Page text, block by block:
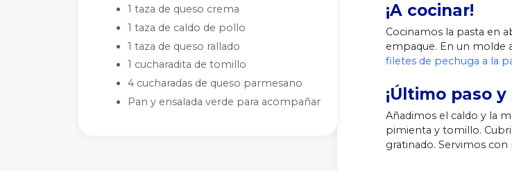
1 taza de queso crema
1 taza de caldo de pollo
1 taza de queso rallado
1 cucharadita de tomillo
4 cucharadas de queso parmesano
Pan y ensalada verde para acompañar
¡A cocinar!
Cocinamos la pasta en
empaque. En un molde
filetes de pechuga a la
¡Último paso
Añadimos el caldo y la
pimienta y tomillo.
gratinado. Servimos con